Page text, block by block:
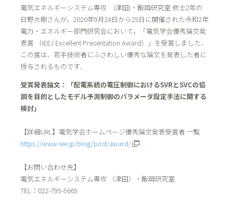
電気エネルギーシステム専攻 (津田)・飯岡研究室 修士2年の
日野大樹さんが，2020年9月24日から25日に開催された令和2年
電力・エネルギー部門研究会において，「電気学会優秀論文発
表賞 （IEEJ Excellent Presentation Award）」を受賞しました．
この賞は、若手技術者にふさわしい優秀な論文を発表した者に
授与されるものです．
受賞発表論文：「配電系統の電圧制御におけるSVRとSVCの協
調を目的としたモデル予測制御のパラメータ設定手法に関する
検討」
【詳細URL】電気学会ホームページ優秀論文発表受賞者 一覧
https://www.iee.jp/blog/post/award/
【お問い合わせ先】
電気エネルギーシステム専攻 （津田）・飯岡研究室
TEL：022-795-5665